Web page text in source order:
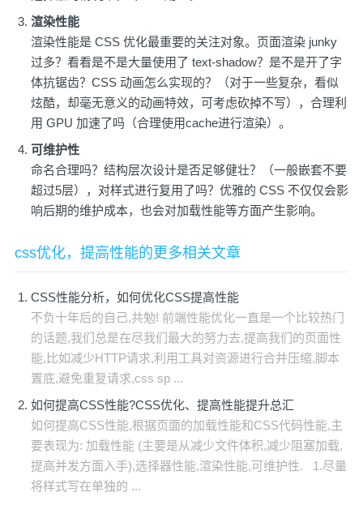
渲染性能
渲染性能是 CSS 优化最重要的关注对象。页面渲染 junky
过多？看看是不是大量使用了 text-shadow？是不是开了字
体抗锯齿？CSS 动画怎么实现的？（对于一些复杂，看似
炫酷，却毫无意义的动画特效，可考虑砍掉不写），合理利
用 GPU 加速了吗（合理使用cache进行渲染）。
可维护性
命名合理吗？结构层次设计是否足够健壮？（一般嵌套不要
超过5层），对样式进行复用了吗？优雅的 CSS 不仅仅会影
响后期的维护成本，也会对加载性能等方面产生影响。
css优化，提高性能的更多相关文章
CSS性能分析，如何优化CSS提高性能
不负十年后的自己,共勉! 前端性能优化一直是一个比较热门
的话题,我们总是在尽我们最大的努力去,提高我们的页面性
能,比如减少HTTP请求,利用工具对资源进行合并压缩,脚本
置底,避免重复请求,css sp ...
如何提高CSS性能?CSS优化、提高性能提升总汇
如何提高CSS性能,根据页面的加载性能和CSS代码性能,主
要表现为: 加载性能 (主要是从减少文件体积,减少阻塞加载,
提高并发方面入手),选择器性能,渲染性能,可维护性. 1.尽量
将样式写在单独的 ...